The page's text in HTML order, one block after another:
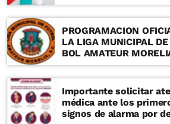
PROGRAMACION
LA LIGA MUNICIPAL
BOL AMATEUR
Importante solicitar
médica ante los
signos de alarma por